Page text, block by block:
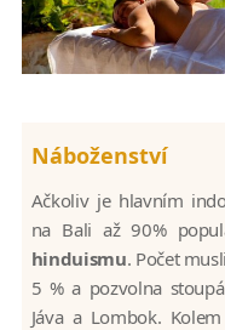
Náboženství
Ačkoliv je hlavním
na Bali až 90%
hinduismu. Počet
5 % a pozvolna
Jáva a Lombok.